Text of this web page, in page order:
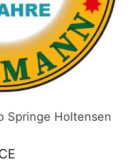
Springe Holtensen